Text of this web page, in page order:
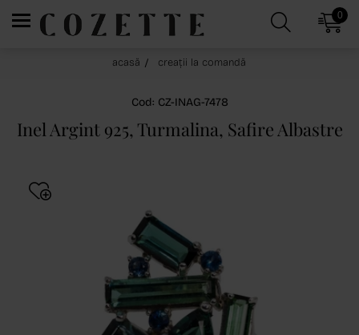
0
acasă creații la comandă
Cod: CZ-INAG-7478
Inel Argint 925, Turmalina, Safire Albastre